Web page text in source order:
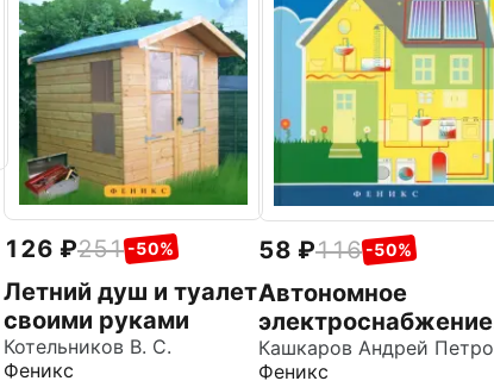
126 251 -50%
Летний душ и туалет
своими руками
Котельников В. С.
Феникс
58 116 -50%
Автономное
электроснабжение
частного дома
Феникс